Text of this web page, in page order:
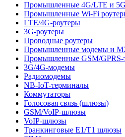
Промышленные 4G/LTE и
Промышленные Wi-Fi
LTE/4G-роутеры
3G-роутеры
Проводные роутеры
Промышленные модемы и
Промышленные GSM/GPRS-
3G/4G-модемы
Радиомодемы
NB-IoT-терминалы
Коммутаторы
Голосовая связь (шлюзы)
GSM/VoIP-шлюзы
VoIP-шлюзы
Транкинговые E1/T1 шлюзы